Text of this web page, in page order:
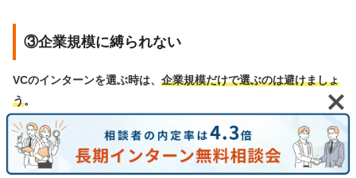
③企業規模に縛られない
VCのインターンを選ぶ時は、 企業規模だけで選ぶのは避けましょ
う。
「大手企業の方が良い、有名企業じゃないと意味がない」と考え
る学生も多いですが、企業規模だけでインターン先を選ぶのは非